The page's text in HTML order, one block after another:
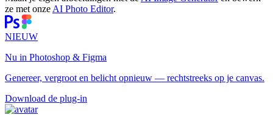
ze met onze AI Photo Editor.
NIEUW
Nu in Photoshop & Figma
Genereer, vergroot en belicht opnieuw — rechtstreeks op je canvas.
Download de plug-in